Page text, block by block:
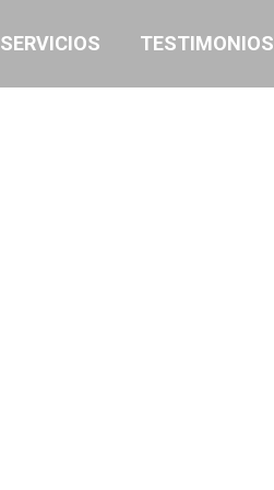
SERVICIOS TESTIMONIOS